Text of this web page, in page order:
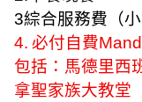
3綜合服務費（小
4. 必付自費
包括：馬德里西
拿聖家族大教堂